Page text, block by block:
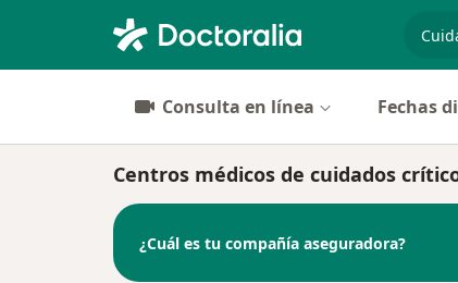
Consulta en línea Fechas
Centros médicos de cuidados
¿Cuál es tu compañía aseguradora?